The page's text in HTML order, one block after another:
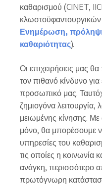
καθαρισμού (CINET,
Ενημέρωση,
καθαριότητας).
Οι επιχειρήσεις μας
τον πιθανό κίνδυνο για
προσωπικό μας.
ζημιογόνα
μειωμένης κίνησης.
μόνο, θα μπορέσουμε
υπηρεσίες του
τις οποίες η κοινωνία
ανάγκη, περισσότερο
πρωτόγνωρη